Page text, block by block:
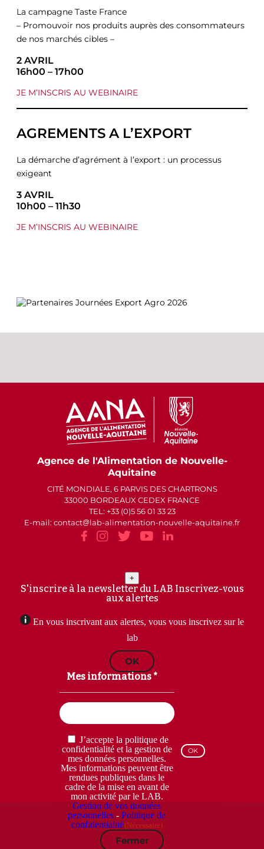
La campagne Taste France
– Promouvoir nos produits auprès des consommateurs
de nos marchés cibles –
2 AVRIL
16h00 – 17h00
JE M’INSCRIS AU WEBINAIRE
AGREMENTS A L’EXPORT
La démarche d’agrément à l’export : un processus
exigeant
3 AVRIL
10h00 – 11h30
JE M’INSCRIS AU WEBINAIRE
Agence de l'Alimentation de Nouvelle-
Aquitaine
CITÉ MONDIALE, 6 PARVIS DES CHARTRONS
33000 BORDEAUX CEDEX FRANCE
TEL: +33 (0)5 56 01 33 23
E-mail: contact
lab-alimentation-nouvelle-aquitaine.fr
+
S'inscrire à la newsletter du LAB Inscrivez-vous
aux alertes
En vous inscrivant aux alertes, vous vous inscrivez sur le
lab
OK
Mes informations *
RGPD
(Nécessaire)
J’accepte la politique de
confidentialité et la gestion de
mes données personnelles.
Mes informations peuvent être
rendues publiques dans le
cadre de la mise en avant de
mon activité par le LAB.
Gestion de vos données
personnelles -Politique de
confidentialité(Nécessaire)
Fermer